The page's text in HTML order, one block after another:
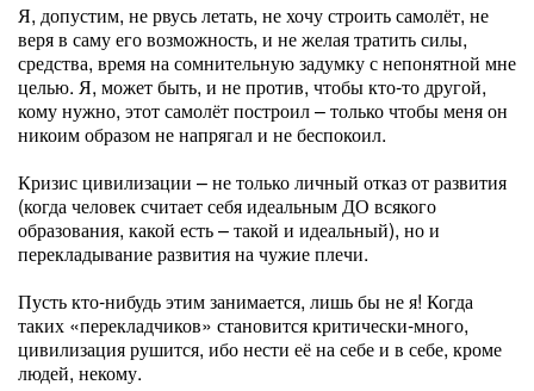
Я, допустим, не рвусь летать, не хочу строить самолёт, не
веря в саму его возможность, и не желая тратить силы,
средства, время на сомнительную задумку с непонятной мне
целью. Я, может быть, и не против, чтобы кто-то другой,
кому нужно, этот самолёт построил – только чтобы меня он
никоим образом не напрягал и не беспокоил.
Кризис цивилизации – не только личный отказ от развития
(когда человек считает себя идеальным ДО всякого
образования, какой есть – такой и идеальный), но и
перекладывание развития на чужие плечи.
Пусть кто-нибудь этим занимается, лишь бы не я! Когда
таких «перекладчиков» становится критически-много,
цивилизация рушится, ибо нести её на себе и в себе, кроме
людей, некому.